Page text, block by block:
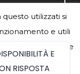
2024
utilizzati si
e utili
Se vuoi saperne
alcuni cookie,
E
RISPOSTA